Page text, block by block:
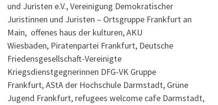
und Juristen e.V.,Vereinigung Demokratischer
Juristinnen und Juristen – Ortsgruppe Frankfurt an
Main, offenes haus der kulturen, AKU
Wiesbaden, Piratenpartei Frankfurt, Deutsche
Friedensgesellschaft-Vereinigte
Kriegsdienstgegnerinnen DFG-VK Gruppe
Frankfurt, AStA der Hochschule Darmstadt, Grüne
Jugend Frankfurt, refugees welcome cafe Darmstadt,